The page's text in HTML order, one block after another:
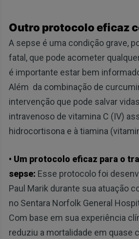
Outro protocolo eficaz
A sepse é uma condição grave,
fatal, que pode acometer
é importante estar bem
Além da combinação de
intervenção que pode salvar
intravenoso de vitamina C (IV)
hidrocortisona e à tiamina
• Um protocolo eficaz para o
sepse: Esse protocolo foi
Paul Marik durante sua atuação
no Sentara Norfolk General
Com base em sua experiência
reduziu a mortalidade em quase